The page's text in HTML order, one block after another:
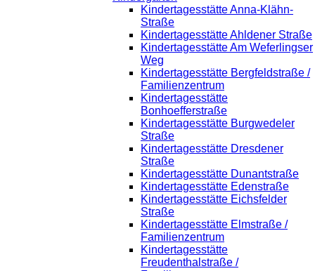
Kindertagesstätte Anna-Klähn-
Straße
Kindertagesstätte Ahldener Straße
Kindertagesstätte Am Weferlingser
Weg
Kindertagesstätte Bergfeldstraße /
Familienzentrum
Kindertagesstätte
Bonhoefferstraße
Kindertagesstätte Burgwedeler
Straße
Kindertagesstätte Dresdener
Straße
Kindertagesstätte Dunantstraße
Kindertagesstätte Edenstraße
Kindertagesstätte Eichsfelder
Straße
Kindertagesstätte Elmstraße /
Familienzentrum
Kindertagesstätte
Freudenthalstraße /